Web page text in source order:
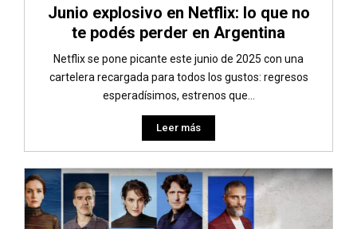
Junio explosivo en Netflix: lo que no
te podés perder en Argentina
Netflix se pone picante este junio de 2025 con una
cartelera recargada para todos los gustos: regresos
esperadísimos, estrenos que...
Leer más